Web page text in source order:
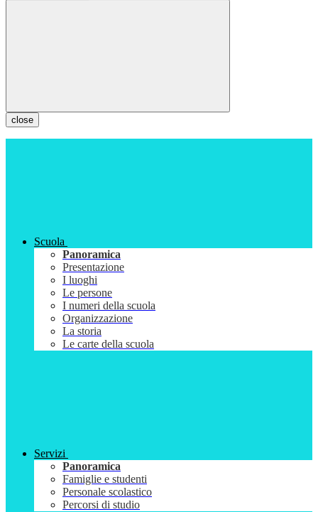
close
Scuola
Panoramica
Presentazione
I luoghi
Le persone
I numeri della scuola
Organizzazione
La storia
Le carte della scuola
Servizi
Panoramica
Famiglie e studenti
Personale scolastico
Percorsi di studio